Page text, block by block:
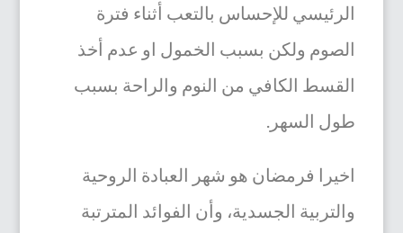
الرئيسي للإحساس بالتعب أثناء فترة
الصوم ولكن بسبب الخمول او عدم أخذ
القسط الكافي من النوم والراحة بسبب
طول السهر.
اخيرا فرمضان هو شهر العبادة الروحية
والتربية الجسدية، وأن الفوائد المترتبة